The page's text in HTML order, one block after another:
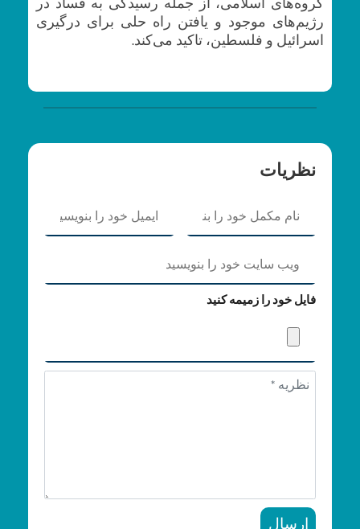
رژیم‌های موجود و یافتن راه حلی برای درگیری
اسرائیل و فلسطین، تاکید می‌کند.
نظریات
فایل خود را زمیمه کنید
ارسال